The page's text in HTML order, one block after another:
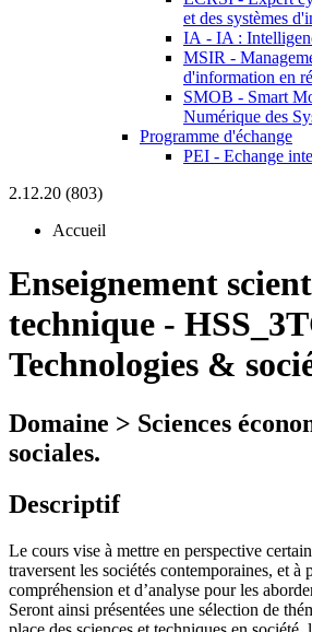
et des systèmes
IA - IA :
MSIR -
d'information en
SMOB - Smart
Numérique des
Programme d'échange
PEI - Echange
2.12.20 (803)
Accueil
Enseignement
technique -
Technologies &
Domaine > Sciences
sociales.
Descriptif
Le cours vise à mettre en perspective
traversent les sociétés contemporaines, et à
compréhension et d’analyse pour les
Seront ainsi présentées une sélection de